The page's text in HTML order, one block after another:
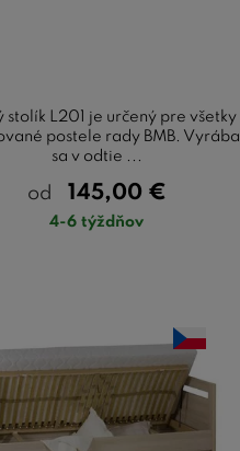
stolík L201 je určený pre všetky
postele rady BMB. Vyrába
sa v odtie ...
od 145,00 €
4-6 týždňov